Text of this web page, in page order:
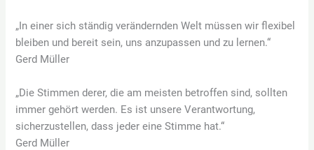
„In einer sich ständig verändernden Welt müssen wir flexibel
bleiben und bereit sein, uns anzupassen und zu lernen.“
Gerd Müller
„Die Stimmen derer, die am meisten betroffen sind, sollten
immer gehört werden. Es ist unsere Verantwortung,
sicherzustellen, dass jeder eine Stimme hat.“
Gerd Müller